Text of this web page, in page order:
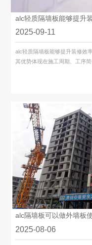
alc轻质隔墙板能够提升
2025-09-11
alc轻质隔墙板能够提升装修效
其优势体现在施工周期、工序
alc隔墙板可以做外墙板
2025-08-06